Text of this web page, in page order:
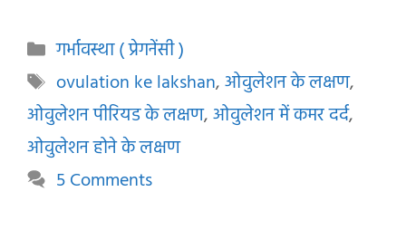
Categories
गर्भावस्था ( प्रेगनेंसी )
Tags
ovulation ke lakshan,ओवुलेशन के लक्षण,
ओवुलेशन पीरियड के लक्षण,ओवुलेशन में कमर दर्द,
ओवुलेशन होने के लक्षण
5 Comments